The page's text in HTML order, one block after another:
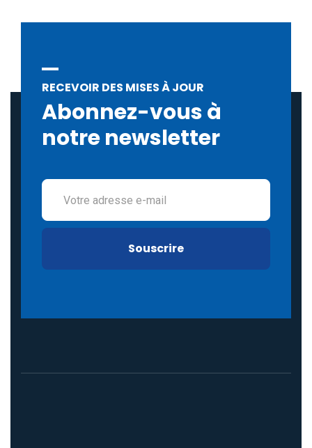
RECEVOIR DES MISES À JOUR
Abonnez-vous à
notre newsletter